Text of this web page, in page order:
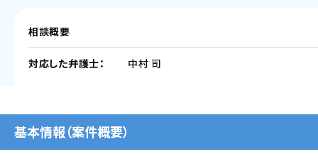
相談概要
対応した弁護士： 中村 司
基本情報（案件概要）